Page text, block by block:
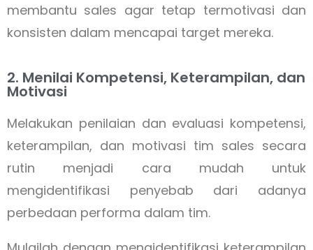
membantu sales agar tetap termotivasi dan
konsisten dalam mencapai target mereka.
2. Menilai Kompetensi, Keterampilan, dan
Motivasi
Melakukan penilaian dan evaluasi kompetensi,
keterampilan, dan motivasi tim sales secara
rutin menjadi cara mudah untuk
mengidentifikasi penyebab dari adanya
perbedaan performa dalam tim.